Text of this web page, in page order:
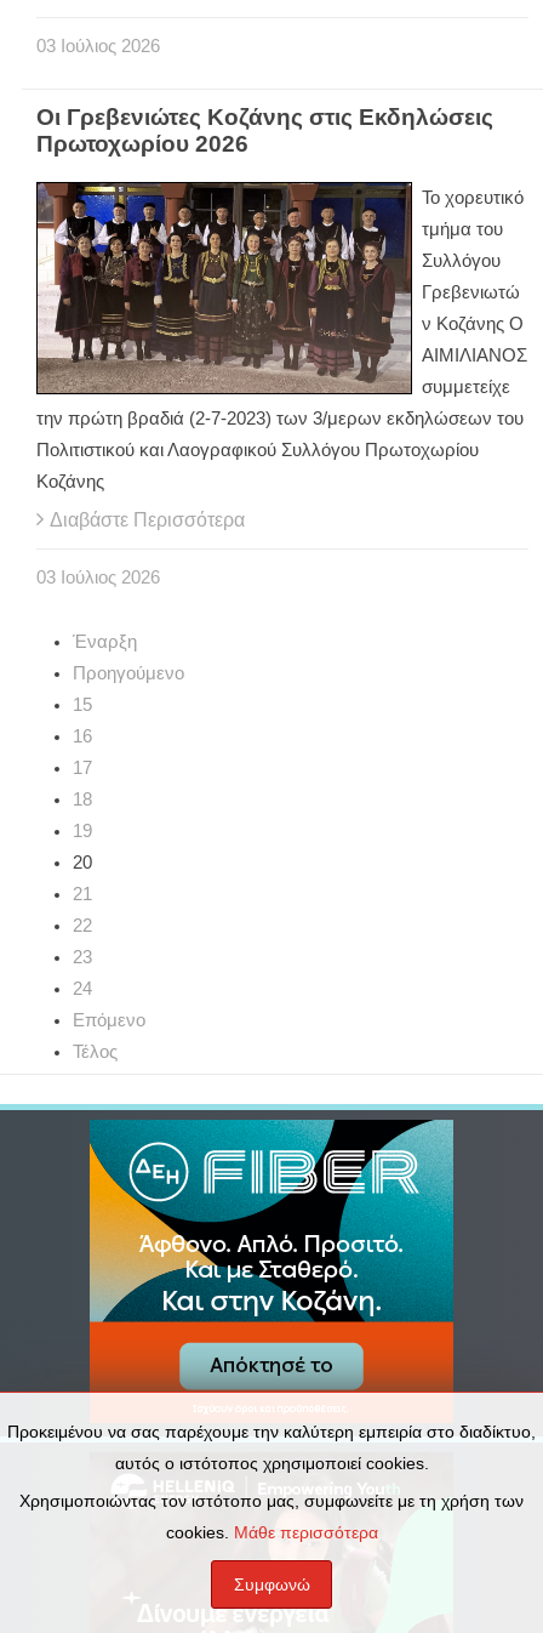
03 Ιούλιος 2026
Οι Γρεβενιώτες Κοζάνης στις Εκδηλώσεις
Πρωτοχωρίου 2026
Το χορευτικό
τμήμα του
Συλλόγου
Γρεβενιωτώ
ν Κοζάνης Ο
ΑΙΜΙΛΙΑΝΟΣ
συμμετείχε
την πρώτη βραδιά (2-7-2023) των 3/μερων εκδηλώσεων του
Πολιτιστικού και Λαογραφικού Συλλόγου Πρωτοχωρίου
Κοζάνης
Διαβάστε Περισσότερα
03 Ιούλιος 2026
Έναρξη
Προηγούμενο
15
16
17
18
19
20
21
22
23
24
Επόμενο
Τέλος
Προκειμένου να σας παρέχουμε την καλύτερη εμπειρία στο διαδίκτυο,
αυτός ο ιστότοπος χρησιμοποιεί cookies.
Χρησιμοποιώντας τον ιστότοπο μας, συμφωνείτε με τη χρήση των
cookies. Μάθε περισσότερα
Συμφωνώ